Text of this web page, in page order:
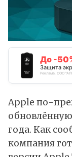
До -
Защита
Реклама. ООО
Apple по-
года. Как
компания